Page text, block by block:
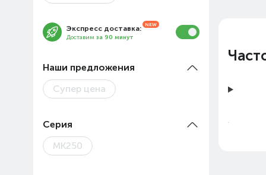
Экспресс доставка:
Доставим за 90 минут
Наши предложения
Супер цена
Серия
MK250